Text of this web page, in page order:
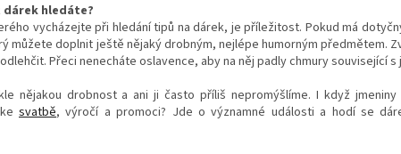
hledáte?
vycházejte při hledání tipů na dárek, je příležitost. Pokud má
můžete doplnit ještě nějaký drobným, nejlépe humorným předmětem.
Přeci nenecháte oslavence, aby na něj padly chmury související s
nějakou drobnost a ani ji často příliš nepromýšlíme. I když
svatbě, výročí a promoci? Jde o významné události a hodí se